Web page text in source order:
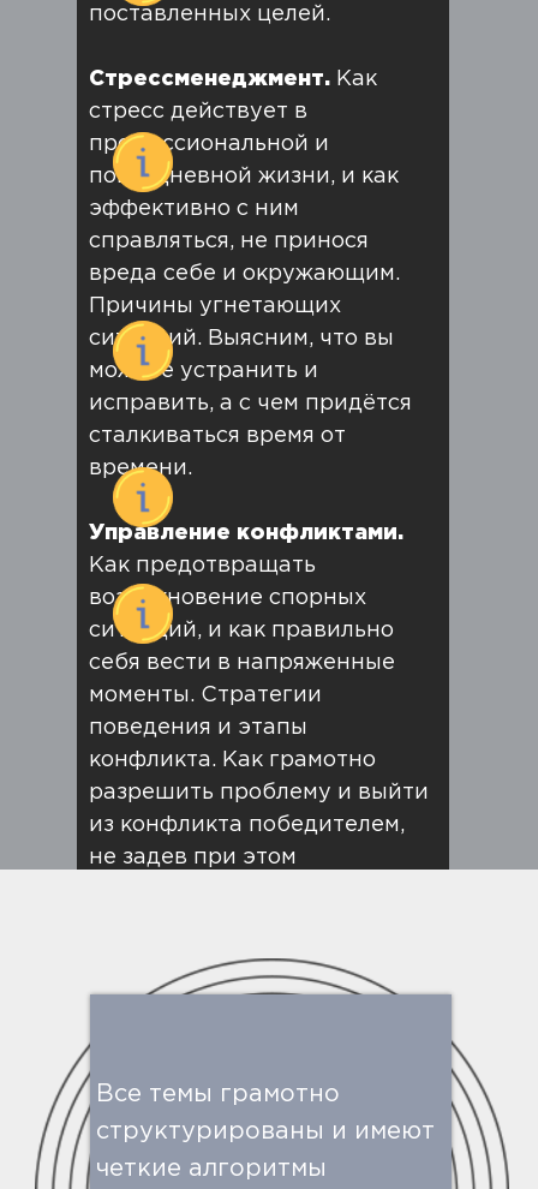
поставленных целей.
Стрессменеджмент. Как
стресс действует в
профессиональной и
повседневной жизни, и как
эффективно с ним
справляться, не принося
вреда себе и окружающим.
Причины угнетающих
ситуаций. Выясним, что вы
можете устранить и
исправить, а с чем придётся
сталкиваться время от
времени.
Управление конфликтами.
Как предотвращать
возникновение спорных
ситуаций, и как правильно
себя вести в напряженные
моменты. Стратегии
поведения и этапы
конфликта. Как грамотно
разрешить проблему и выйти
из конфликта победителем,
не задев при этом
Критическое мышление.
правильно анализировать
и принимать решения на
основе проведённого
анализа. Как сформировать
отстаивать свою позицию.
Все темы грамотно
структурированы и имеют
четкие алгоритмы